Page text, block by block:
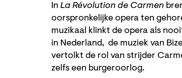
In La Révolution de Carmen
oorspronkelijke opera ten
muzikaal klinkt de opera als
in Nederland, de muziek van
vertolkt de rol van strijder
zelfs een burgeroorlog.